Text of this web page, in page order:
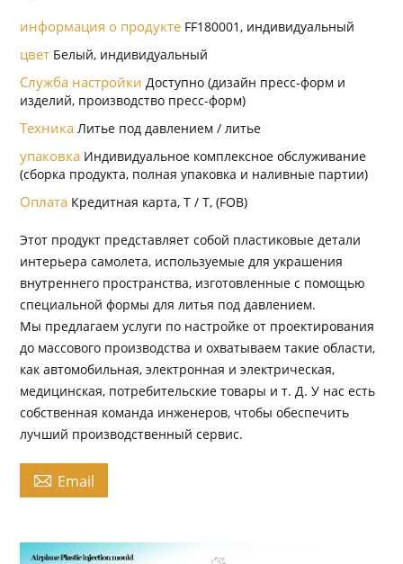
информация о продукте FF180001, индивидуальный
цвет Белый, индивидуальный
Служба настройки Доступно (дизайн пресс-форм и
изделий, производство пресс-форм)
Техника Литье под давлением / литье
упаковка Индивидуальное комплексное обслуживание
(сборка продукта, полная упаковка и наливные партии)
Оплата Кредитная карта, T / T, (FOB)
Этот продукт представляет собой пластиковые детали
интерьера самолета, используемые для украшения
внутреннего пространства, изготовленные с помощью
специальной формы для литья под давлением.
Мы предлагаем услуги по настройке от проектирования
до массового производства и охватываем такие области,
как автомобильная, электронная и электрическая,
медицинская, потребительские товары и т. Д. У нас есть
собственная команда инженеров, чтобы обеспечить
лучший производственный сервис.
 Email